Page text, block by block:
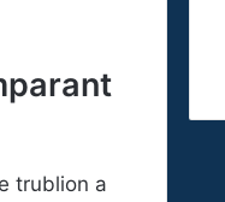
trublion a